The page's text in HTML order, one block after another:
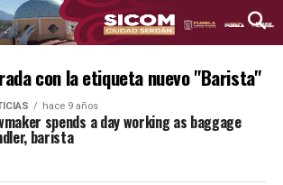
con la etiqueta nuevo "Barista"
hace 9 años
spends a day working as baggage
barista